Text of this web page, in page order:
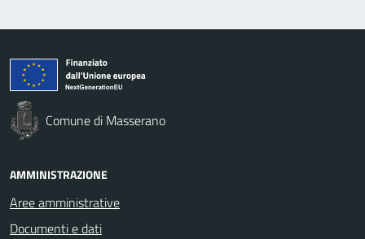
Comune di Masserano
AMMINISTRAZIONE
Aree amministrative
Documenti e dati